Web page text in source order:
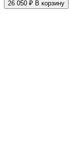
26 050 ₽ В корзину